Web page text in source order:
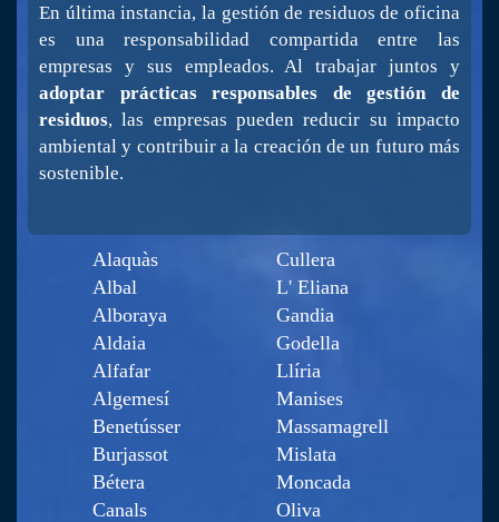
En última instancia, la gestión de residuos de oficina
es una responsabilidad compartida entre las
empresas y sus empleados. Al trabajar juntos y
adoptar prácticas responsables de gestión de
residuos, las empresas pueden reducir su impacto
ambiental y contribuir a la creación de un futuro más
sostenible.
Alaquàs
Albal
Alboraya
Aldaia
Alfafar
Algemesí
Benetússer
Burjassot
Bétera
Canals
Cullera
L' Eliana
Gandia
Godella
Llíria
Manises
Massamagrell
Mislata
Moncada
Oliva